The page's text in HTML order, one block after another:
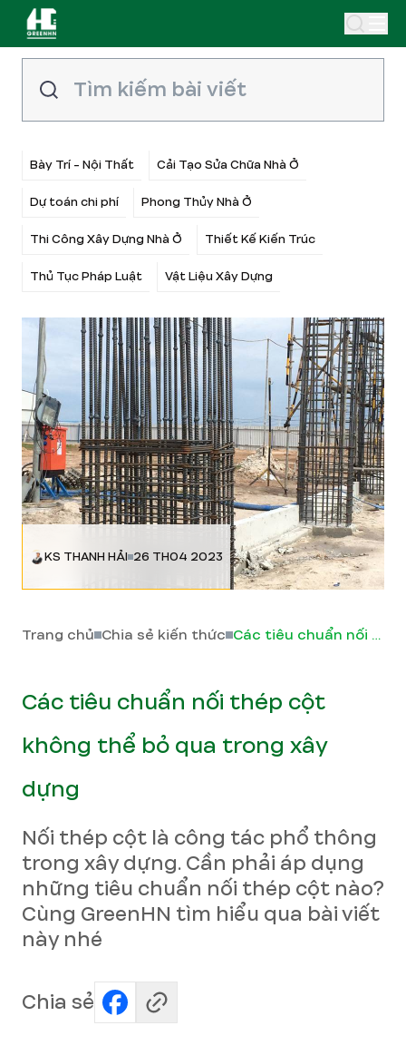
Bày Trí - Nội Thất Cải Tạo Sửa Chữa Nhà Ở
Dự toán chi phí Phong Thủy Nhà Ở
Thi Công Xây Dựng Nhà Ở Thiết Kế Kiến Trúc
Thủ Tục Pháp Luật Vật Liệu Xây Dựng
KS THANH HẢI 26 TH04 2023
Trang chủ Chia sẻ kiến thức Các tiêu chuẩn nối thép cột không thể bỏ qua trong xây dựng
Các tiêu chuẩn nối thép cột
không thể bỏ qua trong xây
dựng
Nối thép cột là công tác phổ thông
trong xây dựng. Cần phải áp dụng
những tiêu chuẩn nối thép cột nào?
Cùng GreenHN tìm hiểu qua bài viết
này nhé
Chia sẻ